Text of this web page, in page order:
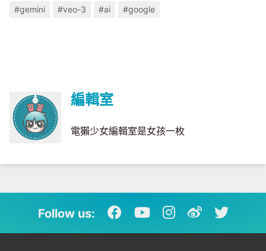
#gemini #veo-3 #ai #google
編輯室
電獺少女編輯室是女孩一枚
Follow us: